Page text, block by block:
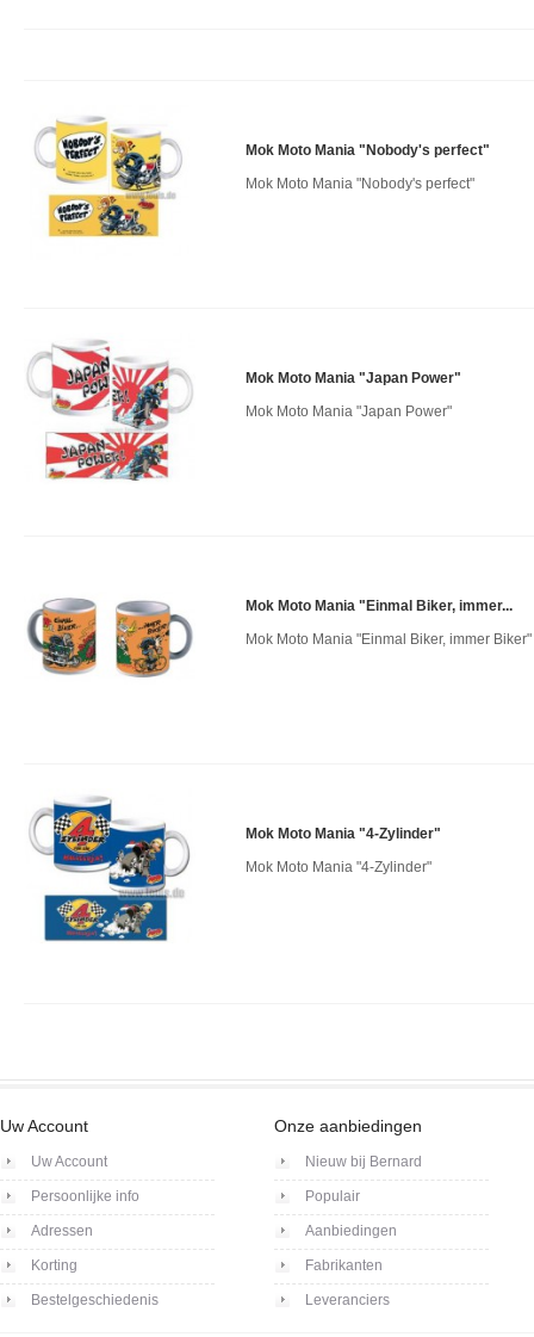
Mok Moto Mania "Nobody's perfect"
Mok Moto Mania "Nobody's perfect"
Mok Moto Mania "Japan Power"
Mok Moto Mania "Japan Power"
Mok Moto Mania "Einmal Biker, immer...
Mok Moto Mania "Einmal Biker, immer Biker"
Mok Moto Mania "4-Zylinder"
Mok Moto Mania "4-Zylinder"
Uw Account
Uw Account
Persoonlijke info
Adressen
Korting
Bestelgeschiedenis
Onze aanbiedingen
Nieuw bij Bernard
Populair
Aanbiedingen
Fabrikanten
Leveranciers